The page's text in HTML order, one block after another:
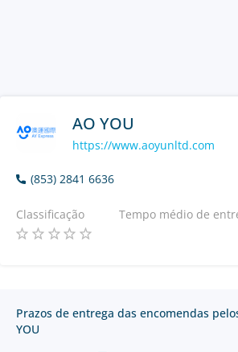
AO YOU
https://www.aoyunltd.com
(853) 2841 6636
Classificação Tempo médio de
Prazos de entrega das encomendas
YOU